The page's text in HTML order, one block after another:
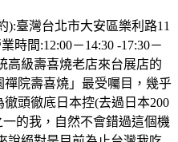
):臺灣台北市大安區樂利路11
時間:12:00－14:30 -17:30－
高級壽喜燒老店來台展店的
院壽喜燒」最受囑目，幾乎
頭徹底日本控(去過日本200
的我，自然不會錯過這個機